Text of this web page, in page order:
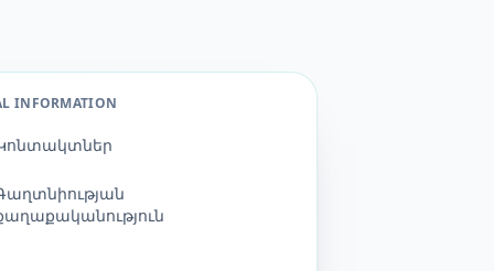
INFORMATION